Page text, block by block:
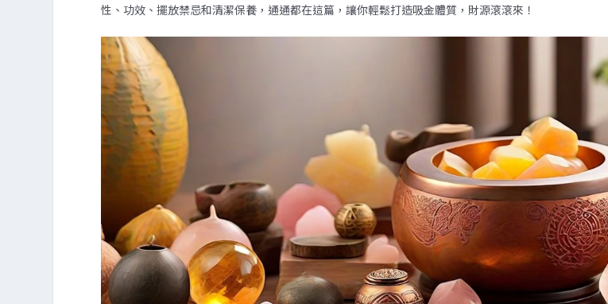
性、功效、擺放禁忌和清潔保養，通通都在這篇，讓你輕鬆打造吸金體質，財源滾滾來！